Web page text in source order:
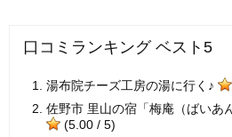
口コミランキング ベスト5
湯布院チーズ工房の湯に行く♪
佐野市 里山の宿「梅庵（ばいあ
(5.00 / 5)